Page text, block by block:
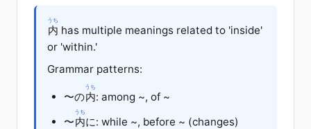
内
うち
has multiple meanings related to 'inside'
or 'within.'
Grammar patterns:
〜の内
うち
: among ~, of ~
〜内
うち
に: while ~, before ~ (changes)